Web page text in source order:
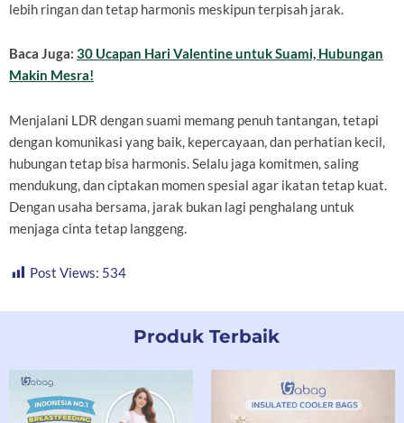
lebih ringan dan tetap harmonis meskipun terpisah jarak.
Baca Juga: 30 Ucapan Hari Valentine untuk Suami, Hubungan
Makin Mesra!
Menjalani LDR dengan suami memang penuh tantangan, tetapi
dengan komunikasi yang baik, kepercayaan, dan perhatian kecil,
hubungan tetap bisa harmonis. Selalu jaga komitmen, saling
mendukung, dan ciptakan momen spesial agar ikatan tetap kuat.
Dengan usaha bersama, jarak bukan lagi penghalang untuk
menjaga cinta tetap langgeng.
Post Views: 534
Produk Terbaik